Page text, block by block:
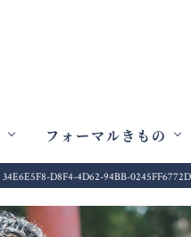
フォーマルきもの
34E6E5F8-D8F4-4D62-94BB-